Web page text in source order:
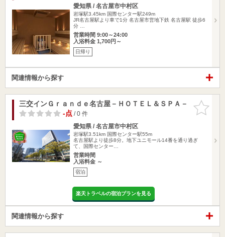
愛知県 / 名古屋市中村区
岩塚駅3.45km 国際センター駅249m
JR名古屋駅より車で1分 名古屋市営地下鉄 名古屋駅 徒歩6
分 …
営業時間 9:00～24:00
入浴料金 1,700円～
日帰り
関連情報から探す
お気に入
りに追加
三交インＧｒａｎｄｅ名古屋－ＨＯＴＥＬ＆ＳＰＡ－
-点/ 0 件
愛知県 / 名古屋市中村区
岩塚駅3.51km 国際センター駅55m
名古屋駅より徒歩8分。地下ユニモール14番を通り過ぎ
て、国際センター…
営業時間
入浴料金 ～
宿泊
楽天トラベルの宿泊プランを見る
関連情報から探す